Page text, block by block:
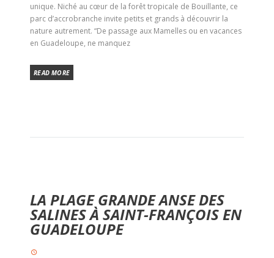
unique. Niché au cœur de la forêt tropicale de Bouillante, ce
parc d’accrobranche invite petits et grands à découvrir la
nature autrement. “De passage aux Mamelles ou en vacances
en Guadeloupe, ne manquez
READ MORE
LA PLAGE GRANDE ANSE DES
SALINES À SAINT-FRANÇOIS EN
GUADELOUPE